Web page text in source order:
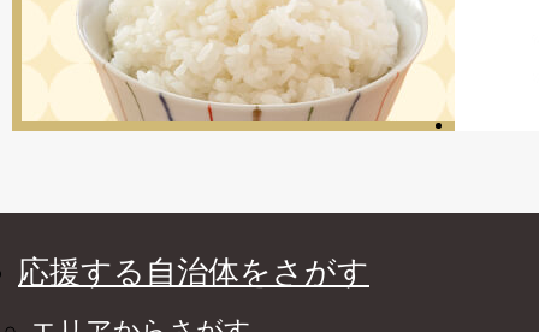
応援する自治体をさがす